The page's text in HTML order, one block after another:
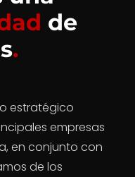
de
.
estratégico
empresas
en conjunto con
de los